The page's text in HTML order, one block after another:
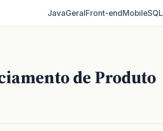
JavaGeralFront‑endMobileSQL
de Produto